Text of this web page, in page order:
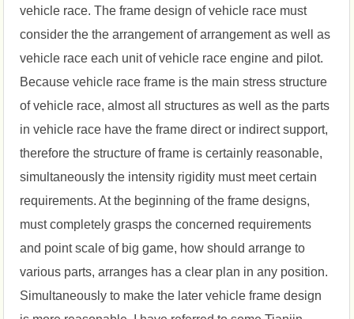
vehicle race. The frame design of vehicle race must
consider the the arrangement of arrangement as well as
vehicle race each unit of vehicle race engine and pilot.
Because vehicle race frame is the main stress structure
of vehicle race, almost all structures as well as the parts
in vehicle race have the frame direct or indirect support,
therefore the structure of frame is certainly reasonable,
simultaneously the intensity rigidity must meet certain
requirements. At the beginning of the frame designs,
must completely grasps the concerned requirements
and point scale of big game, how should arrange to
various parts, arranges has a clear plan in any position.
Simultaneously to make the later vehicle frame design